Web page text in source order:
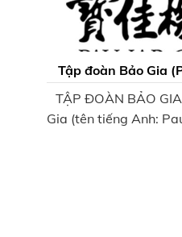
Tập đoàn Bảo Gia
TẬP ĐOÀN BẢO
Gia (tên tiếng Anh: